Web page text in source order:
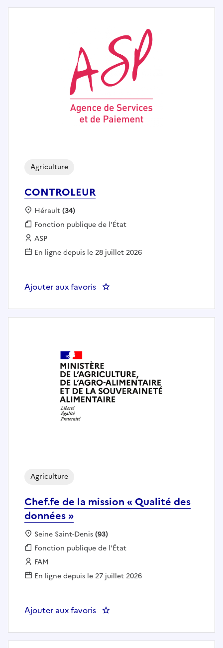
CONTROLEUR
Agriculture
Localisation :
Hérault(34)
Fonction publique :
Fonction publique de l'État
Employeur :
ASP
En ligne depuis le 28 juillet 2026
Ajouter aux favoris : CONTROLEUR
Chef.fe de la mission « Qualité des
données »
Agriculture
Localisation :
Seine Saint-Denis(93)
Fonction publique :
Fonction publique de l'État
Employeur :
FAM
En ligne depuis le 27 juillet 2026
Ajouter aux favoris : Chef.fe de la mission « Qualité